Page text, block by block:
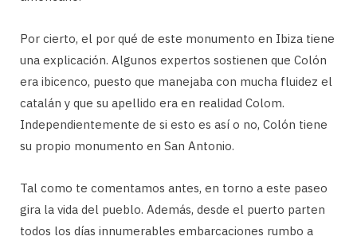
Por cierto, el por qué de este monumento en Ibiza tiene
una explicación. Algunos expertos sostienen que Colón
era ibicenco, puesto que manejaba con mucha fluidez el
catalán y que su apellido era en realidad Colom.
Independientemente de si esto es así o no, Colón tiene
su propio monumento en San Antonio.
Tal como te comentamos antes, en torno a este paseo
gira la vida del pueblo. Además, desde el puerto parten
todos los días innumerables embarcaciones rumbo a